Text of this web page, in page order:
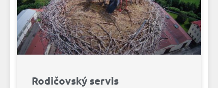
Rodičovský servis